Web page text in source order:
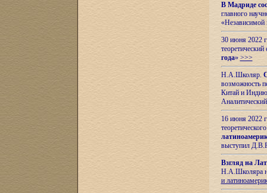
В Мадриде
главного
«Независимой
30 июня 2022
года» >>>
Н.А.Школяр.
возможность
Китай и
16 июня 2022
выступил
Взгляд на
Н.А.Школяра
и